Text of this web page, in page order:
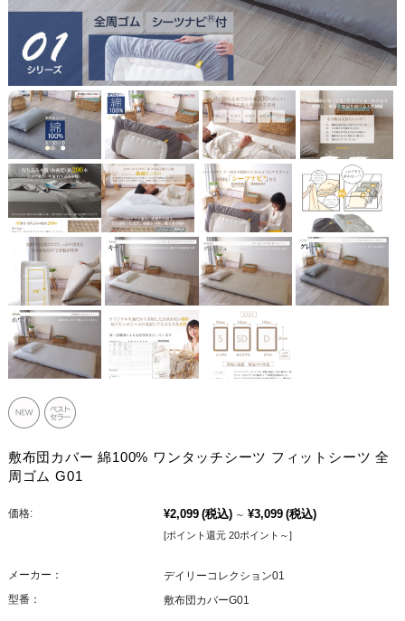
敷布団カバー 綿100% ワンタッチシーツ フィットシーツ 全
周ゴム G01
価格: ¥2,099 (税込) ～ ¥3,099 (税込)
[ポイント還元 20ポイント～]
メーカー：
デイリーコレクション01
型番：
敷布団カバーG01